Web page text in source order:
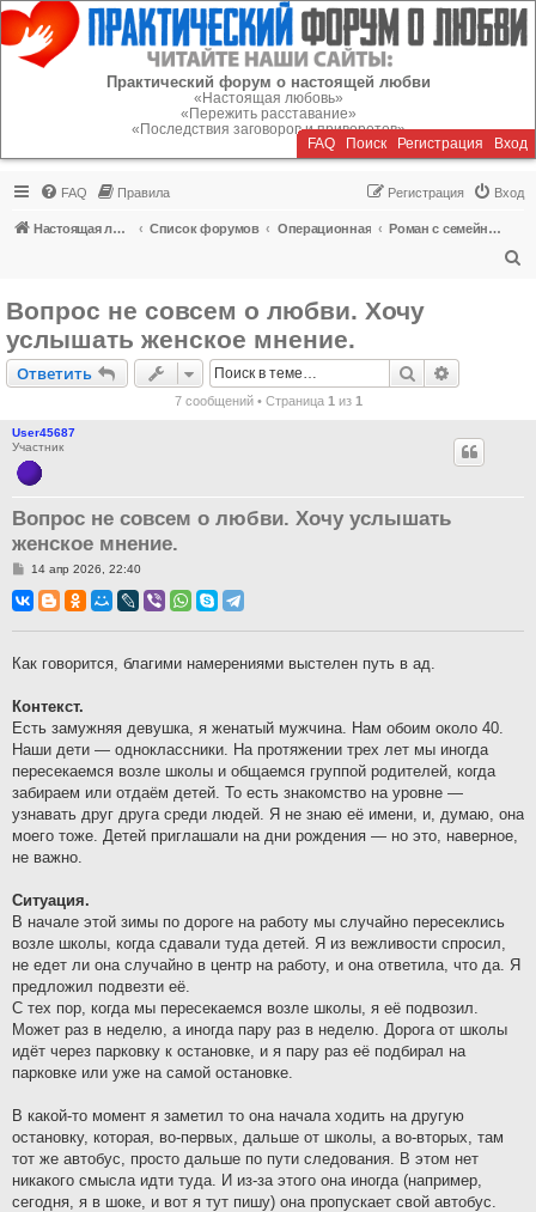
Регистрация
Практический форум о настоящей любви
«Настоящая любовь»
«Пережить расставание»
«Последствия заговоров и приворотов»
FAQ Поиск Регистрация Вход
FAQ Правила Вход
Регистрация
Настоящая любовь Список форумов Операционная
Роман с семейным человеком
Вопрос не совсем о любви. Хочу
услышать женское мнение.
Ответить
Ответить Поиск
7 сообщений • Страница 1 из 1
User45687
Участник
Вопрос не совсем о любви. Хочу услышать
женское мнение.
С
о
б
и
14 апр 2026, 22:40
Как говорится, благими намерениями выстелен путь в ад.
Контекст.
Есть замужняя девушка, я женатый мужчина. Нам обоим около 40.
Наши дети — одноклассники. На протяжении трех лет мы иногда
пересекаемся возле школы и общаемся группой родителей, когда
забираем или отдаём детей. То есть знакомство на уровне —
узнавать друг друга среди людей. Я не знаю её имени, и, думаю, она
моего тоже. Детей приглашали на дни рождения — но это, наверное,
не важно.
Ситуация.
В начале этой зимы по дороге на работу мы случайно пересеклись
возле школы, когда сдавали туда детей. Я из вежливости спросил,
не едет ли она случайно в центр на работу, и она ответила, что да. Я
предложил подвезти её.
С тех пор, когда мы пересекаемся возле школы, я её подвозил.
Может раз в неделю, а иногда пару раз в неделю. Дорога от школы
идёт через парковку к остановке, и я пару раз её подбирал на
парковке или уже на самой остановке.
В какой-то момент я заметил то она начала ходить на другую
остановку, которая, во-первых, дальше от школы, а во-вторых, там
тот же автобус, просто дальше по пути следования. В этом нет
никакого смысла идти туда. И из‑за этого она иногда (например,
сегодня, я в шоке, и вот я тут пишу) она пропускает свой автобус.